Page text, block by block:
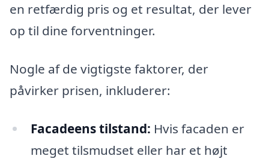
en retfærdig pris og et resultat, der lever
op til dine forventninger.
Nogle af de vigtigste faktorer, der
påvirker prisen, inkluderer:
Facadeens tilstand: Hvis facaden er
meget tilsmudset eller har et højt